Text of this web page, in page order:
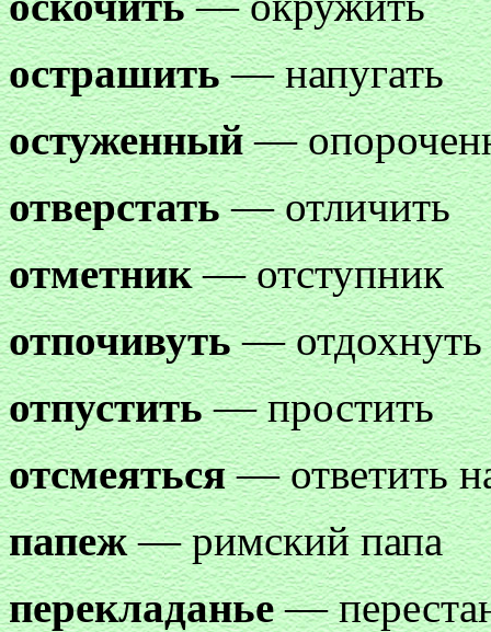
острашить— напугать
остуженный—
отверстать— отличить
отметник— отступник
отпочивуть— отдохнуть
отпустить— простить
отсмеяться— ответить
папеж— римский папа
перекладанье—